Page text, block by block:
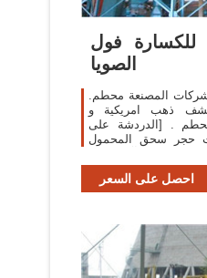
للكسارة فول
الصويا
المصنعة محطم.
ذهب امريكية و
محطم . [الدردشة على
حجر سحق المحمول
احصل على السعر